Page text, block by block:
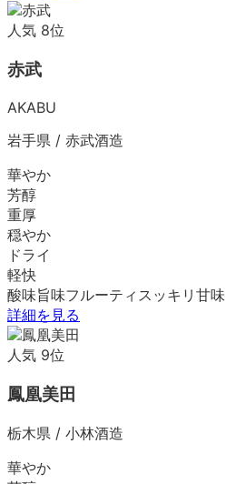
人気 8位
赤武
AKABU
岩手県 / 赤武酒造
華やか
芳醇
重厚
穏やか
ドライ
軽快
酸味旨味フルーティ スッキリ 甘味
詳細を見る
人気 9位
鳳凰美田
栃木県 / 小林酒造
華やか